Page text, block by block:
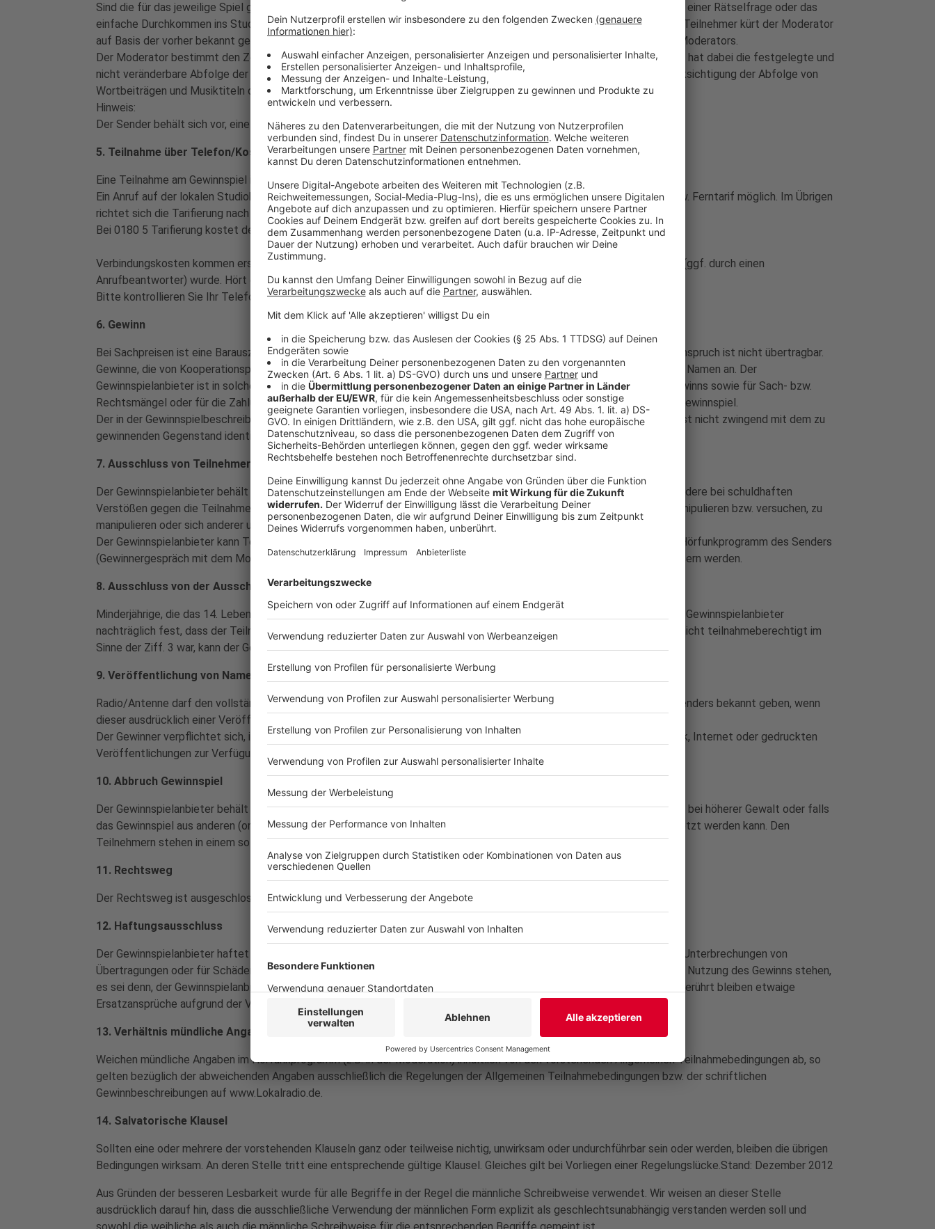
Sind die für das jeweilige Spiel geforderten Anforderungen/Aufgaben (abhängig von Spielvariante, z.B. anhand der Lösung einer Rätselfrage oder das
einfache Durchkommen ins Studio) vom Anrufer erfüllt worden, bestätigt der Moderator den Gewinn. Bei mehr als einem Teilnehmer kürt der Moderator
auf Basis der vorher bekannt gegebenen Spielregeln den Gewinner. Ist die genannte Lösung falsch, gilt der Hinweis des Moderators.
Der Moderator bestimmt den Zeitpunkt der Auswahl eines Anrufers im Rahmen der jeweiligen Spieldramaturgie selbst. Er hat dabei die festgelegte und
nicht veränderbare Abfolge der Musiktitel und Wortbeiträge im Programm zu beachten. Die Auswahl erfolgt unter Berücksichtigung der Abfolge von
Wortbeiträgen und Musiktiteln des Programms innerhalb der Sendestunde, in der das Gewinnspiel gestartet wird.
Hinweis:
Der Sender behält sich vor, eine Spielrunde kurz vor der Ausstrahlung zeitnah aufzuzeichnen.
5. Teilnahme über Telefon/Kosten
Eine Teilnahme am Gewinnspiel ist ausschließlich über die im Programm genannte(n) Telefonnummer(n) möglich.
Ein Anruf auf der lokalen Studiohotline mit der Vorwahl 0xxx aus dem Festnetz der Deutschen Telekom ist zum City- bzw. Ferntarif möglich. Im Übrigen
richtet sich die Tarifierung nach dem vom Teilnehmer genutzten Verbindungsweg (Netz/ Provider).
Bei 0180 5 Tarifierung kostet der Anruf 14cent/min (mobil kann stark variieren).
Verbindungskosten kommen erst ab dem Zeitpunkt zustande, nachdem der Anruf des Teilnehmers entgegengenommen (ggf. durch einen
Anrufbeantworter) wurde. Hört der Teilnehmer ein Besetztzeichen oder einen Rufton, entstehen keine Kosten.
Bitte kontrollieren Sie Ihr Telefonverhalten, um unvorhergesehenen Kosten vorzubeugen.
6. Gewinn
Bei Sachpreisen ist eine Barauszahlung des Gewinnwertes bzw. ein Umtausch des Gewinns ausgeschlossen. Der Gewinnanspruch ist nicht übertragbar.
Gewinne, die von Kooperationspartnern bzw. Preissponsoren gestellt werden, bietet der Gewinnspielanbieter nur in deren Namen an. Der
Gewinnspielanbieter ist in solchen Fällen nicht verantwortlich für die rechtzeitige und vollständige Ausschüttung des Gewinns sowie für Sach- bzw.
Rechtsmängel oder für die Zahlungsunfähigkeit des Kooperationspartners und die daraus resultierenden Folgen für das Gewinnspiel.
Der in der Gewinnspielbeschreibung gegebenenfalls bildlich auf www.lokalstation.de oder mündlich präsentierte Gewinn ist nicht zwingend mit dem zu
gewinnenden Gegenstand identisch. Abweichungen, insbesondere im Modell, Farbe und Ausstattung u.ä. sind möglich.
7. Ausschluss von Teilnehmern
Der Gewinnspielanbieter behält sich vor, Teilnehmer von der Teilnahme am Gewinnspiel auszuschließen. Dies gilt insbesondere bei schuldhaften
Verstößen gegen die Teilnahmebedingungen oder für den Fall, dass Teilnehmer den Teilnahmevorgang oder das Spiel manipulieren bzw. versuchen, zu
manipulieren oder sich anderer unredlicher Hilfsmittel bedienen.
Der Gewinnspielanbieter kann Teilnehmer ausschließen, bei denen der begründete Verdacht besteht, dass diese sich im Hörfunkprogramm des Senders
(Gewinnergespräch mit dem Moderator) in strafbarer, insbesondere in ehrverletzender oder volksverhetzender Weise äußern werden.
8. Ausschluss von der Ausschüttung des Gewinns
Minderjährige, die das 14. Lebensjahr nicht vollendet haben, sind von der Gewinnausschüttung ausgeschlossen. Stellt der Gewinnspielanbieter
nachträglich fest, dass der Teilnehmer einem im Sinne von Ziff. 7 zum Ausschluss führenden Grund verwirklicht hat bzw. nicht teilnahmeberechtigt im
Sinne der Ziff. 3 war, kann der Gewinnspielanbieter diesen von der Ausschüttung des Gewinns ausschließen.
9. Veröffentlichung von Namen; Promotion
Radio/Antenne darf den vollständigen Namen des Gewinners öffentlich im Programm oder auf den Internetseiten des Senders bekannt geben, wenn
dieser ausdrücklich einer Veröffentlichung zugestimmt hat.
Der Gewinner verpflichtet sich, in vertretbarem Rahmen kostenfrei für Audio-, Foto-, Bild- und Textpromotions im Hörfunk, Internet oder gedruckten
Veröffentlichungen zur Verfügung zu stehen.
10. Abbruch Gewinnspiel
Der Gewinnspielanbieter behält sich vor, dass Gewinnspiel jederzeit abzubrechen oder zu beenden. Dies gilt insbesondere bei höherer Gewalt oder falls
das Gewinnspiel aus anderen (organisatorischen, technischen oder rechtlichen) Gründen nicht durchgeführt bzw. fortgesetzt werden kann. Den
Teilnehmern stehen in einem solchen Fall keine Ansprüche gegen den Gewinnspielanbieter zu.
11. Rechtsweg
Der Rechtsweg ist ausgeschlossen.
12. Haftungsausschluss
Der Gewinnspielanbieter haftet nicht für Schäden aufgrund von Störungen technischer Anlagen, für Verzögerungen oder Unterbrechungen von
Übertragungen oder für Schäden, die im Zusammenhang mit der Teilnahme am Gewinnspiel bzw. mit der Annahme und der Nutzung des Gewinns stehen,
es sei denn, der Gewinnspielanbieter bzw. dessen Erfüllungsgehilfen handeln vorsätzlich oder grob fahrlässig. Hiervon unberührt bleiben etwaige
Ersatzansprüche aufgrund der Verletzung von Leben, Körper und Gesundheit sowie von wesentlichen Vertragspflichten.
13. Verhältnis mündliche Angaben/schriftliche Teilnahmebedingungen
Weichen mündliche Angaben im Hörfunkprogramm (z.B. in der Moderation) inhaltlich von den vorstehenden Allgemeinen Teilnahmebedingungen ab, so
gelten bezüglich der abweichenden Angaben ausschließlich die Regelungen der Allgemeinen Teilnahmebedingungen bzw. der schriftlichen
Gewinnbeschreibungen auf www.Lokalradio.de.
14. Salvatorische Klausel
Sollten eine oder mehrere der vorstehenden Klauseln ganz oder teilweise nichtig, unwirksam oder undurchführbar sein oder werden, bleiben die übrigen
Bedingungen wirksam. An deren Stelle tritt eine entsprechende gültige Klausel. Gleiches gilt bei Vorliegen einer Regelungslücke.Stand: Dezember 2012
Aus Gründen der besseren Lesbarkeit wurde für alle Begriffe in der Regel die männliche Schreibweise verwendet. Wir weisen an dieser Stelle
ausdrücklich darauf hin, dass die ausschließliche Verwendung der männlichen Form explizit als geschlechtsunabhängig verstanden werden soll und